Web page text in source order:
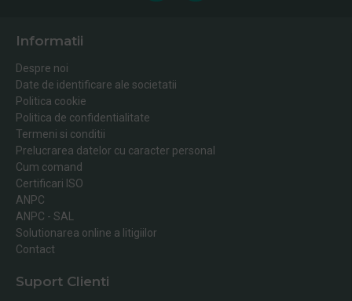
Informatii
Despre noi
Date de identificare ale societatii
Politica cookie
Politica de confidentialitate
Termeni si conditii
Prelucrarea datelor cu caracter personal
Cum comand
Certificari ISO
ANPC
ANPC - SAL
Solutionarea online a litigiilor
Contact
Suport Clienti